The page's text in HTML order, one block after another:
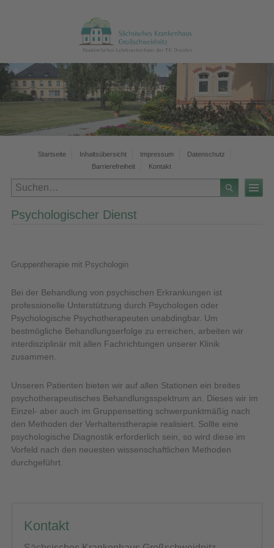
Startseite Inhaltsübersicht Impressum
Datenschutz
Barrierefreiheit
Kontakt
Psychologischer Dienst
Gruppentherapie mit Psychologin
Bei der Behandlung von psychischen Erkrankungen ist
professionelle Unterstützung durch Psychologen oder
Psychologische Psychotherapeuten unabdingbar. Um
bestmögliche Behandlungserfolge zu erreichen, arbeiten wir
interdisziplinär mit allen Fachrichtungen unserer Klinik
zusammen.
Unseren Patienten bieten wir auf allen Stationen ein breites
psychotherapeutisches Behandlungsspektrum an. Dieses wir im
Einzel- aber auch im Gruppensetting schwerpunktmäßig nach
den Methoden der Verhaltenstherapie realisiert. Sollte eine
psychologische Diagnostik erforderlich sein, so wird diese im
Vorfeld nach den neuesten wissenschaftlichen Methoden
durchgeführt.
Kontakt